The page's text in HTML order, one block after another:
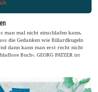
man mal nicht einschlafen kann,
die Gedanken wie Billardkugeln
dann kann man erst recht nicht
Buch‹. GEORG PATZER ist